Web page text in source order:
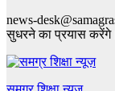
news-
सुधरने का प्रयास